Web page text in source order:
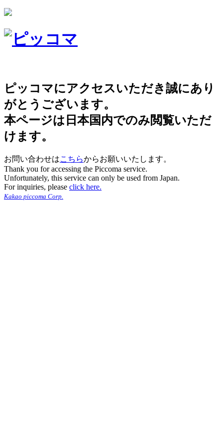
ピッコマにアクセスいただき誠にあり
がとうございます。
本ページは日本国内でのみ閲覧いただ
けます。
お問い合わせはこちらからお願いいたします。
Thank you for accessing the Piccoma service.
Unfortunately, this service can only be used from Japan.
For inquiries, please click here.
Kakao piccoma Corp.